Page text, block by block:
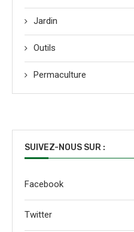
Jardin
Outils
Permaculture
SUIVEZ-NOUS SUR :
Facebook
Twitter